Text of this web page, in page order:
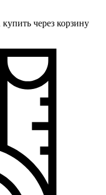
через корзину